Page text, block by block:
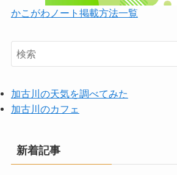
かこがわノート掲載方法一覧
加古川の天気を調べてみた
加古川のカフェ
新着記事